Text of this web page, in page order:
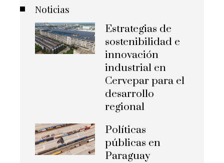
Noticias
Estrategias de
sostenibilidad e
innovación
industrial en
Cervepar para el
desarrollo
regional
Políticas
públicas en
Paraguay